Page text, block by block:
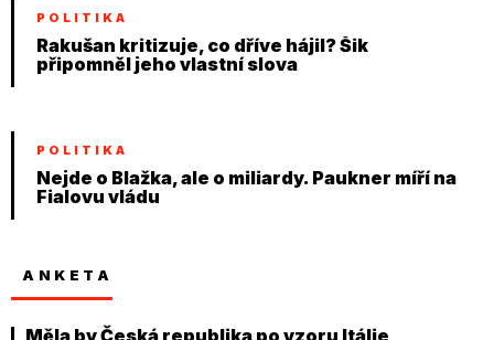
POLITIKA
Rakušan kritizuje, co dříve hájil? Šik
připomněl jeho vlastní slova
POLITIKA
Nejde o Blažka, ale o miliardy. Paukner míří na
Fialovu vládu
ANKETA